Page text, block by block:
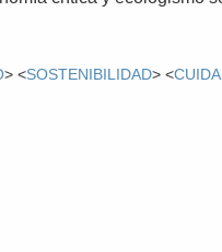
> <SOSTENIBILIDAD> <